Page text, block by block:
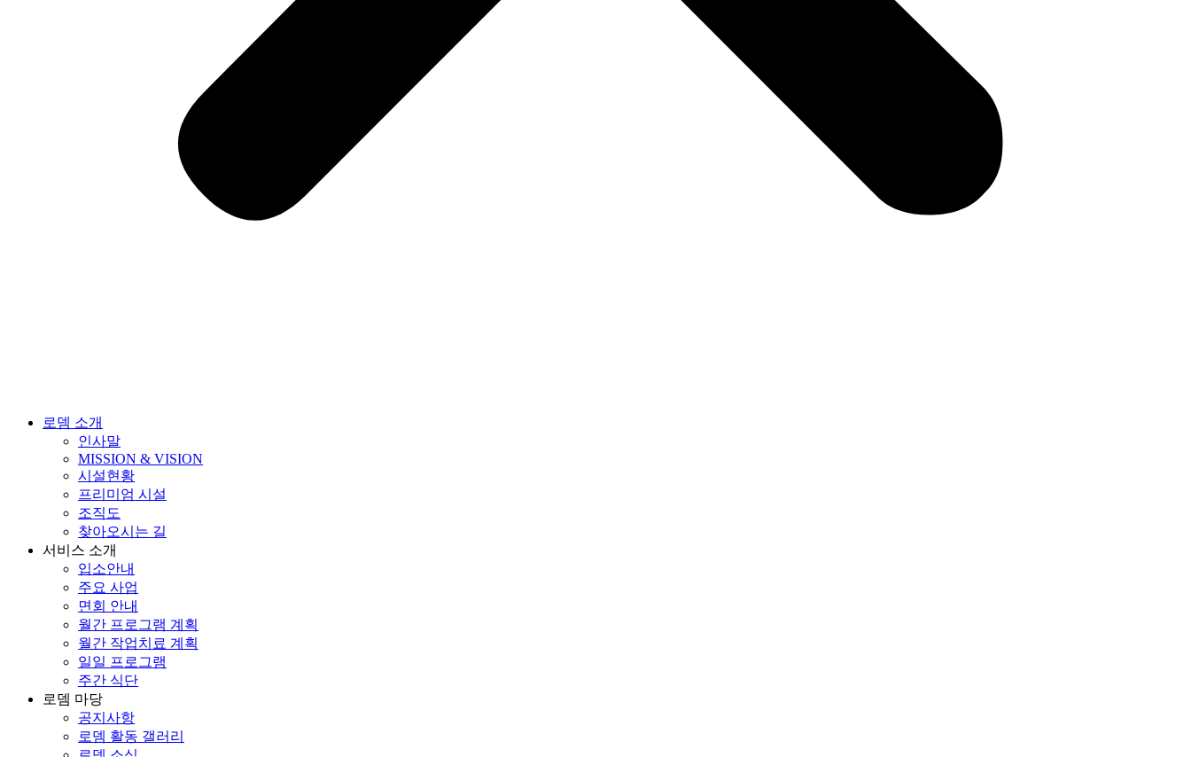
로뎀 소개
인사말
MISSION & VISION
시설현황
프리미엄 시설
조직도
찾아오시는 길
서비스 소개
입소안내
주요 사업
면회 안내
월간 프로그램 계획
월간 작업치료 계획
일일 프로그램
주간 식단
로뎀 마당
공지사항
로뎀 활동 갤러리